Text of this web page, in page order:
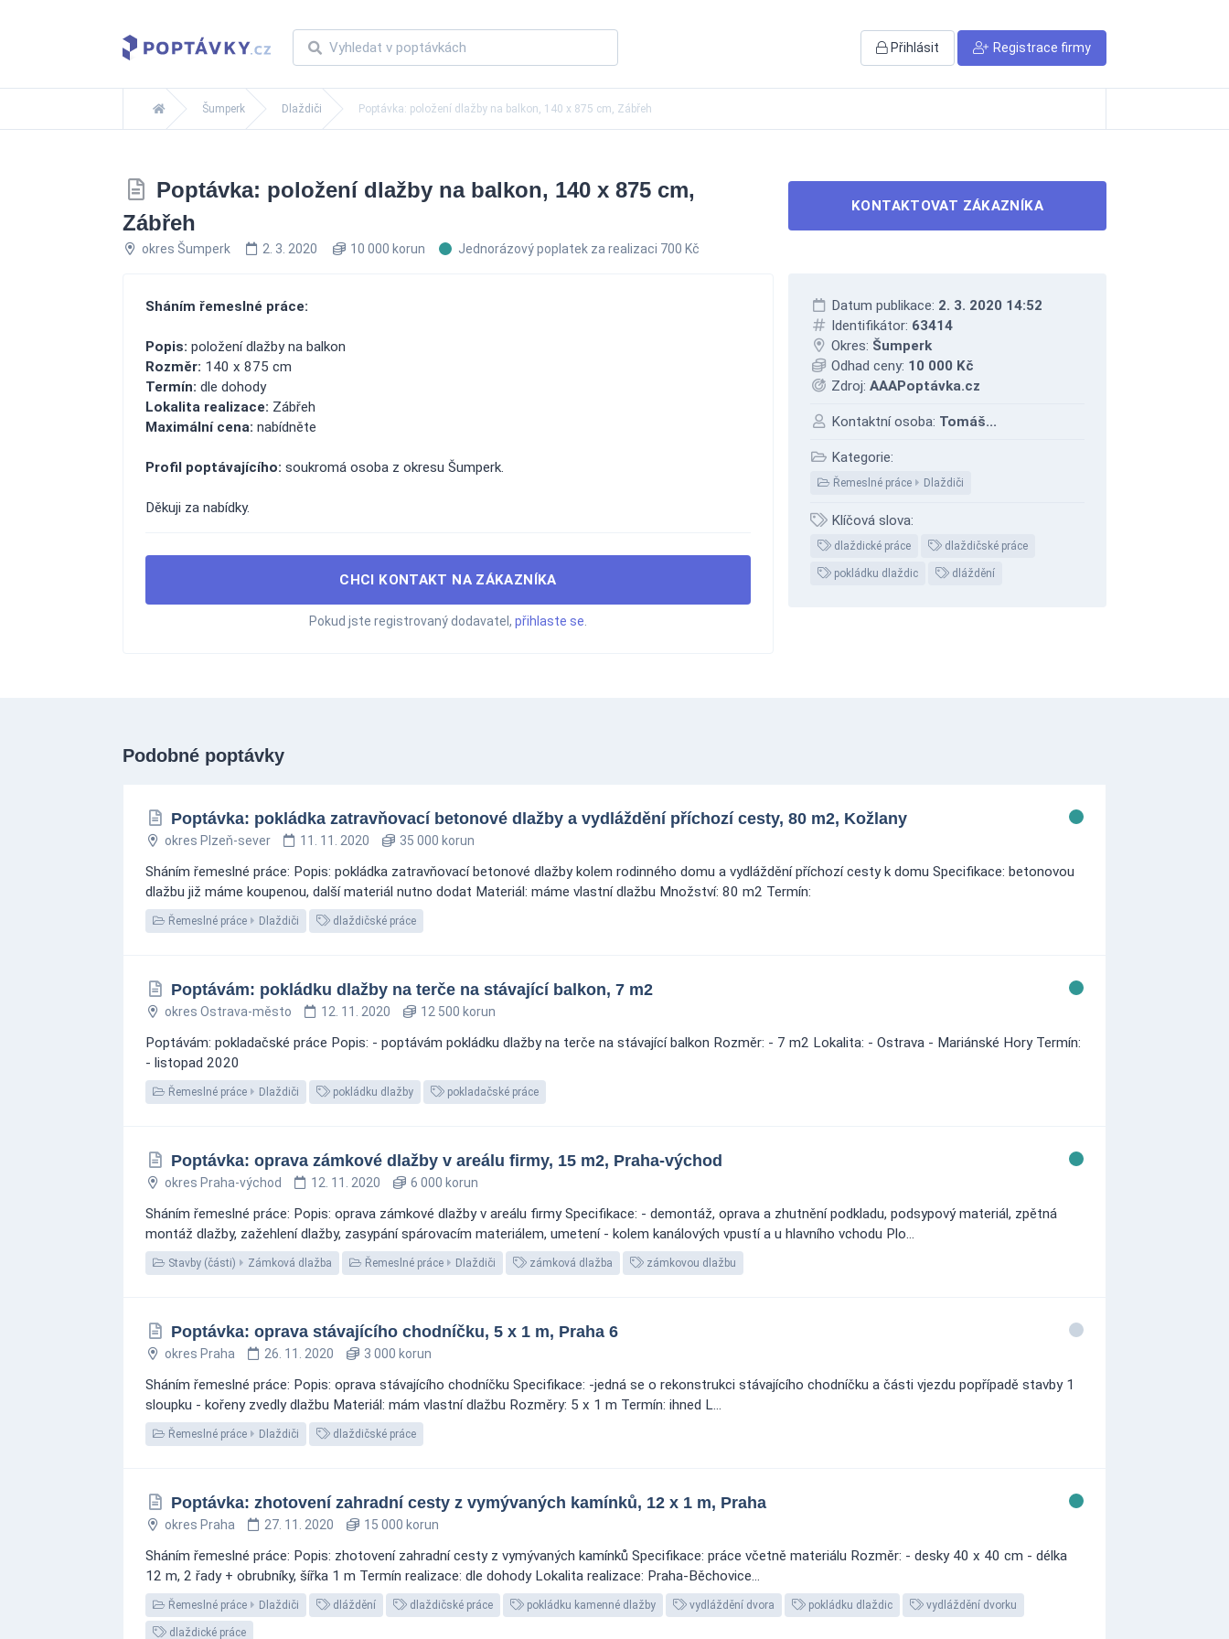
Přihlásit Registrace firmy
Šumperk Dlaždiči Poptávka: položení dlažby na balkon, 140 x 875 cm, Zábřeh
Poptávka: položení dlažby na balkon, 140 x 875 cm,
Zábřeh
okres Šumperk 2. 3. 2020 10 000 korun Jednorázový poplatek za realizaci 700 Kč
KONTAKTOVAT ZÁKAZNÍKA
Sháním řemeslné práce:
Popis: položení dlažby na balkon
Rozměr: 140 x 875 cm
Termín: dle dohody
Lokalita realizace: Zábřeh
Maximální cena: nabídněte
Profil poptávajícího: soukromá osoba z okresu Šumperk.
Děkuji za nabídky.
CHCI KONTAKT NA ZÁKAZNÍKA
Pokud jste registrovaný dodavatel, přihlaste se
Datum publikace: 2. 3. 2020 14:52
Identifikátor: 63414
Okres: Šumperk
Odhad ceny: 10 000 Kč
Zdroj: AAAPoptávka.cz
Kontaktní osoba: Tomáš...
Kategorie:
Řemeslné práce Dlaždiči
Klíčová slova:
dlaždické práce dlaždičské práce
pokládku dlaždic dláždění
Podobné poptávky
Poptávka: pokládka zatravňovací betonové dlažby a vydláždění příchozí cesty, 80 m2, Kožlany
okres Plzeň-sever 11. 11. 2020 35 000 korun
Sháním řemeslné práce: Popis: pokládka zatravňovací betonové dlažby kolem rodinného domu a vydláždění příchozí cesty k domu Specifikace: betonovou
dlažbu již máme koupenou, další materiál nutno dodat Materiál: máme vlastní dlažbu Množství: 80 m2 Termín:
Řemeslné práce Dlaždiči dlaždičské práce
Poptávám: pokládku dlažby na terče na stávající balkon, 7 m2
okres Ostrava-město 12. 11. 2020 12 500 korun
Poptávám: pokladačské práce Popis: - poptávám pokládku dlažby na terče na stávající balkon Rozměr: - 7 m2 Lokalita: - Ostrava - Mariánské Hory Termín:
- listopad 2020
Řemeslné práce Dlaždiči pokládku dlažby pokladačské práce
Poptávka: oprava zámkové dlažby v areálu firmy, 15 m2, Praha-východ
okres Praha-východ 12. 11. 2020 6 000 korun
Sháním řemeslné práce: Popis: oprava zámkové dlažby v areálu firmy Specifikace: - demontáž, oprava a zhutnění podkladu, podsypový materiál, zpětná
montáž dlažby, zažehlení dlažby, zasypání spárovacím materiálem, umetení - kolem kanálových vpustí a u hlavního vchodu Plo...
Stavby (části) Zámková dlažba Řemeslné práce Dlaždiči zámková dlažba zámkovou dlažbu
Poptávka: oprava stávajícího chodníčku, 5 x 1 m, Praha 6
okres Praha 26. 11. 2020 3 000 korun
Sháním řemeslné práce: Popis: oprava stávajícího chodníčku Specifikace: -jedná se o rekonstrukci stávajícího chodníčku a části vjezdu popřípadě stavby 1
sloupku - kořeny zvedly dlažbu Materiál: mám vlastní dlažbu Rozměry: 5 x 1 m Termín: ihned L...
Řemeslné práce Dlaždiči dlaždičské práce
Poptávka: zhotovení zahradní cesty z vymývaných kamínků, 12 x 1 m, Praha
okres Praha 27. 11. 2020 15 000 korun
Sháním řemeslné práce: Popis: zhotovení zahradní cesty z vymývaných kamínků Specifikace: práce včetně materiálu Rozměr: - desky 40 x 40 cm - délka
12 m, 2 řady + obrubníky, šířka 1 m Termín realizace: dle dohody Lokalita realizace: Praha-Běchovice...
Řemeslné práce Dlaždiči dláždění dlaždičské práce pokládku kamenné dlažby vydláždění dvora pokládku dlaždic vydláždění dvorku
dlaždické práce